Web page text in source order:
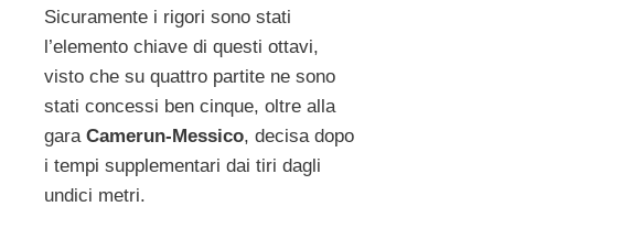
Sicuramente i rigori sono stati
l’elemento chiave di questi ottavi,
visto che su quattro partite ne sono
stati concessi ben cinque, oltre alla
gara Camerun-Messico, decisa dopo
i tempi supplementari dai tiri dagli
undici metri.